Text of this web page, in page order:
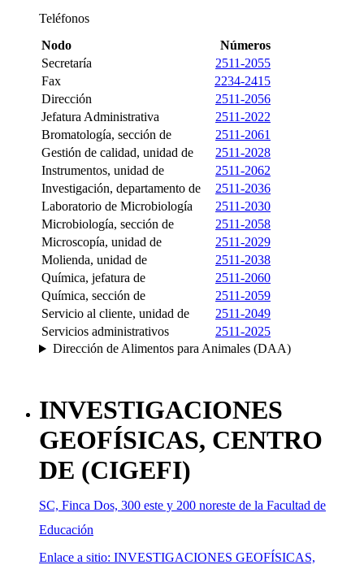
Teléfonos
Nodo
Números
Secretaría
2511-2055
Fax
2234-2415
Dirección
2511-2056
Jefatura Administrativa
2511-2022
Bromatología, sección de
2511-2061
Gestión de calidad, unidad de
2511-2028
Instrumentos, unidad de
2511-2062
Investigación, departamento de
2511-2036
Laboratorio de Microbiología
2511-2030
Microbiología, sección de
2511-2058
Microscopía, unidad de
2511-2029
Molienda, unidad de
2511-2038
Química, jefatura de
2511-2060
Química, sección de
2511-2059
Servicio al cliente, unidad de
2511-2049
Servicios administrativos
2511-2025
Dirección de Alimentos para Animales (DAA)
INVESTIGACIONES
GEOFÍSICAS, CENTRO
DE (CIGEFI)
SC, Finca Dos, 300 este y 200 noreste de la Facultad de
Educación
Enlace a sitio: INVESTIGACIONES GEOFÍSICAS,